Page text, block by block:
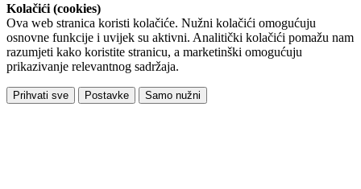
Kolačići (cookies)
Ova web stranica koristi kolačiće. Nužni kolačići omogućuju
osnovne funkcije i uvijek su aktivni. Analitički kolačići pomažu nam
razumjeti kako koristite stranicu, a marketinški omogućuju
prikazivanje relevantnog sadržaja.
Prihvati sve Postavke Samo nužni